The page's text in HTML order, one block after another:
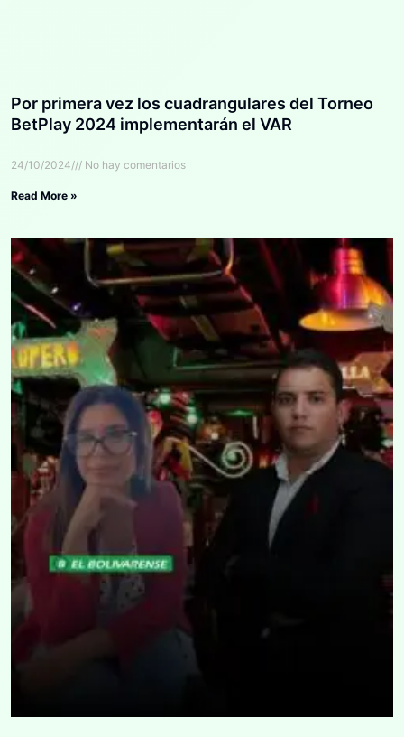
Por primera vez los cuadrangulares del Torneo
BetPlay 2024 implementarán el VAR
24/10/2024 No hay comentarios
Read More »